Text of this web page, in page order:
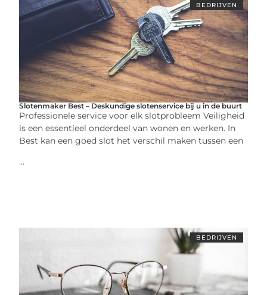
BEDRIJVEN
Slotenmaker Best – Deskundige slotenservice bij u in de buurt
Professionele service voor elk slotprobleem Veiligheid
is een essentieel onderdeel van wonen en werken. In
Best kan een goed slot het verschil maken tussen een
...
BEDRIJVEN